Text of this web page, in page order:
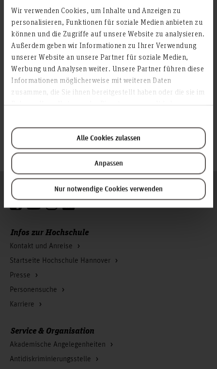
Wir verwenden Cookies, um Inhalte und Anzeigen zu
personalisieren, Funktionen für soziale Medien anbieten zu
können und die Zugriffe auf unsere Website zu analysieren.
Außerdem geben wir Informationen zu Ihrer Verwendung
unserer Website an unsere Partner für soziale Medien,
Werbung und Analysen weiter. Unsere Partner führen diese
Informationen möglicherweise mit weiteren Daten
zusammen, die Sie ihnen bereitgestellt haben oder die sie im
Alle Cookies zulassen
Anpassen
Nur notwendige Cookies verwenden
- Lehrbeauftragter für el. Messtechnik an der FHH, 2007 -
2008
- Berufung zum Professor, Fachhochschule Hannover, 2009
Ausgewählte aktuelle Publikationen
defects on functional optical surfaces";
Proceedings of SPIE Vol. 8791B, 87911C; 2013
Zum Seitenanfang
Infos zur Hochschule
Kontakt und Anreise
Startseite Hochschule Hannover
Presse
Personensuche
Karriere
Folgen Sie uns
Service & Organisation
Akademische Angelegenheiten
Antidiskriminierungsstelle